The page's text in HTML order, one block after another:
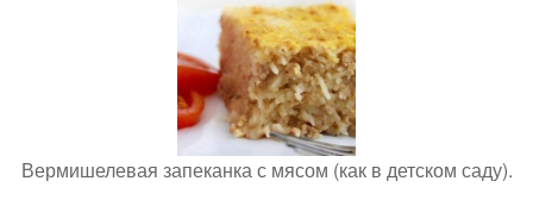
Вермишелевая запеканка с мясом (как в детском саду).